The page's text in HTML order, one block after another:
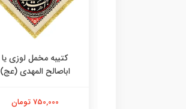
کتیبه مخمل لوزی یا
اباصالح المهدی (عج)
750,000 تومان